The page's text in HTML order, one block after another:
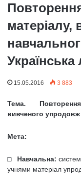
Українська
15.05.2016 3 883
Тема. Повторення й
вивченого
Мета:
□ Навчальна:
учнями матеріал